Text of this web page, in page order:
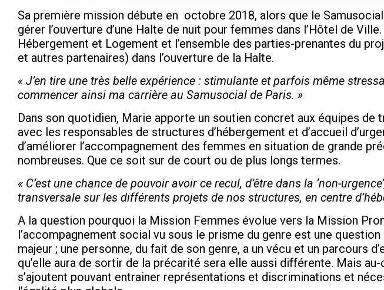
Sa première mission débute en octobre 2018, alors que le
gérer l’ouverture d’une Halte de nuit pour femmes dans l’Hôtel de
Hébergement et Logement et l’ensemble des parties-prenantes du
et autres partenaires) dans l’ouverture de la Halte.
« J’en tire une très belle expérience : stimulante et parfois même
commencer ainsi ma carrière au Samusocial de Paris. »
Dans son quotidien, Marie apporte un soutien concret aux équipes de
avec les responsables de structures d’hébergement et d’accueil
d’améliorer l’accompagnement des femmes en situation de grande
nombreuses. Que ce soit sur de court ou de plus longs termes.
« C’est une chance de pouvoir avoir ce recul, d’être dans la ‘non-
transversale sur les différents projets de nos structures, en centre
A la question pourquoi la Mission Femmes évolue vers la Mission
l’accompagnement social vu sous le prisme du genre est une
majeur ; une personne, du fait de son genre, a un vécu et un parcours
qu’elle aura de sortir de la précarité sera elle aussi différente. Mais
s’ajoutent pouvant entrainer représentations et discriminations et